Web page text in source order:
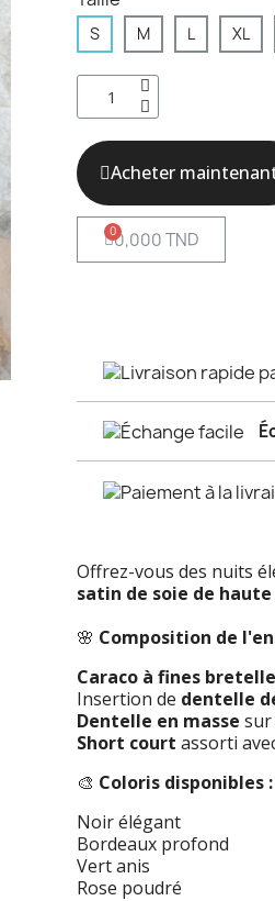
S M L XL
Acheter
0,000 TND
Offrez-vous des nuits
satin de soie de
🌸 Composition de
Caraco à fines
Insertion de dentelle
Dentelle en masse sur
Short court assorti
🎨 Coloris disponibles :
Noir élégant
Bordeaux profond
Vert anis
Rose poudré